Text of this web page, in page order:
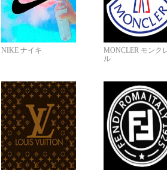
NIKE ナイキ
MONCLER モンク
ル